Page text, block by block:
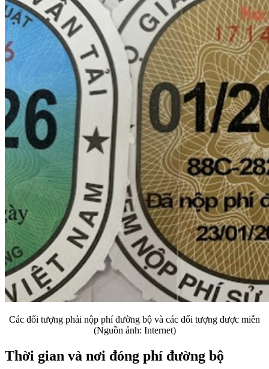
Các đối tượng phải nộp phí đường bộ và các đối tượng được miễn
(Nguồn ảnh: Internet)
Thời gian và nơi đóng phí đường bộ